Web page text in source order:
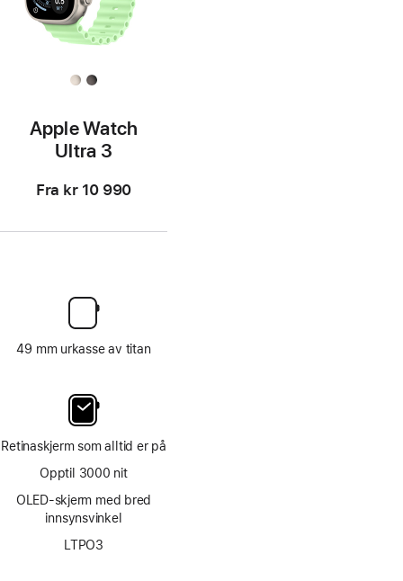
Apple Watch
Ultra 3
Fra kr 10 990
49 mm urkasse av titan
Retinaskjerm som alltid er på
Opptil 3000 nit
OLED-skjerm med bred
innsynsvinkel
LTPO3